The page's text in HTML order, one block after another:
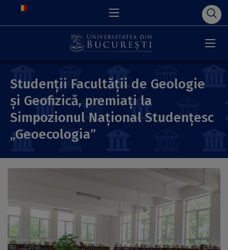
Studenții Facultății de Geologie
și Geofizică, premiați la
Simpozionul Național Studențesc
„Geoecologia”